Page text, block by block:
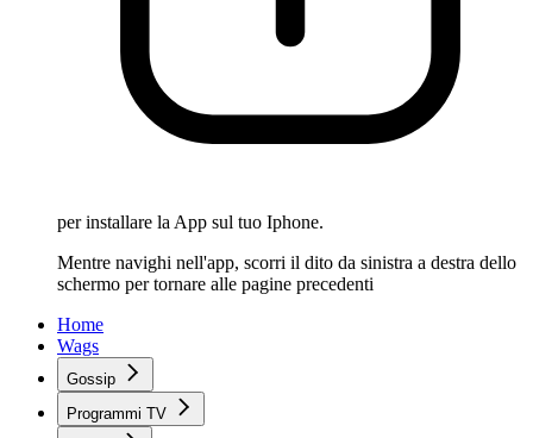
per installare la App sul tuo Iphone.
Mentre navighi nell'app, scorri il dito da sinistra a destra dello
schermo per tornare alle pagine precedenti
Home
Wags
Gossip
Programmi TV